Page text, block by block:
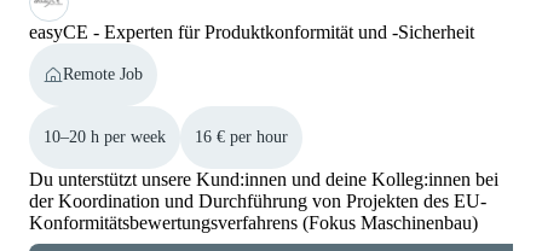
easyCE - Experten für Produktkonformität und -Sicherheit
Remote Job
10–20 h per week 16 € per hour
Du unterstützt unsere Kund:innen und deine Kolleg:innen bei
der Koordination und Durchführung von Projekten des EU-
Konformitätsbewertungsverfahrens (Fokus Maschinenbau)